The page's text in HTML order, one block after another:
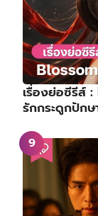
เรื่องย่อซีรีส์
รักกระดูกปัก